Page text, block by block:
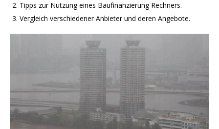
Tipps zur Nutzung eines Baufinanzierung Rechners.
Vergleich verschiedener Anbieter und deren Angebote.